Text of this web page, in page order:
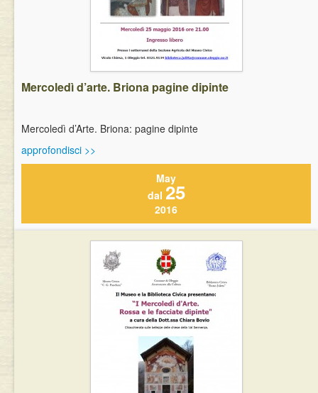
Mercoledì d’arte. Briona pagine dipinte
Mercoledì d’Arte. Briona: pagine dipinte
approfondisci >>
May
dal 25
2016